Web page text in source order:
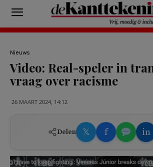
Nieuws
Video: Real-speler in
vraag over racisme
26 MAART 2024, 14:12
Delen 𝕏 f in